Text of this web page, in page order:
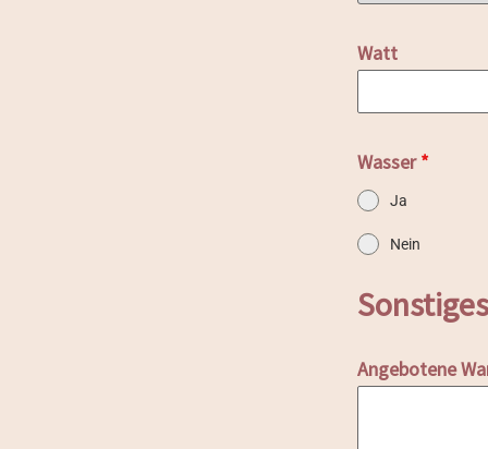
Watt
Wasser*
Ja
Nein
Sonstiges
Angebotene